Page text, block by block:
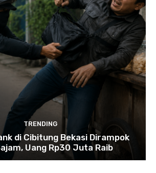
TRENDING
di Cibitung Bekasi Dirampok
Uang Rp30 Juta Raib